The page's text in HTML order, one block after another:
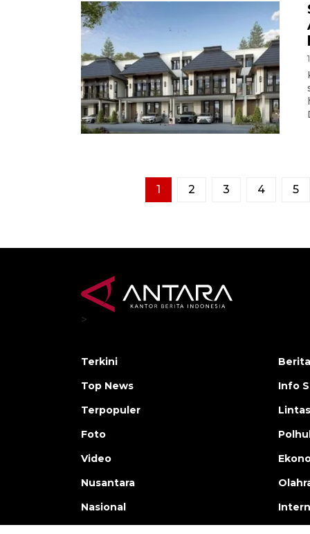
1 2 3 4 5
>
Terkini
Top News
Terpopuler
Foto
Video
Nusantara
Nasional
Info